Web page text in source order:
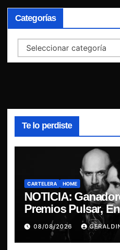
Categorías
Categorías
Te lo perdiste
CARTELERA HOME
NOTICIA:
Premios Pulsar,
presentan show
08/08/2026